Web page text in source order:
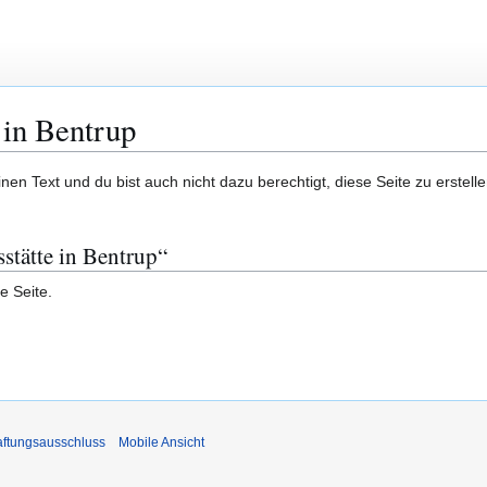
Bentrup
Text und du bist auch nicht dazu berechtigt, diese Seite zu
in Bentrup“
Seite.
Mobile Ansicht